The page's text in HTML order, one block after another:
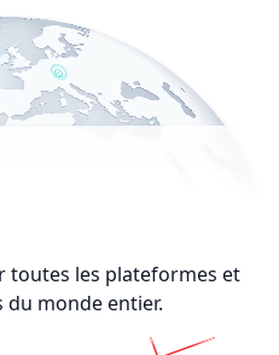
toutes les plateformes et
du monde entier.